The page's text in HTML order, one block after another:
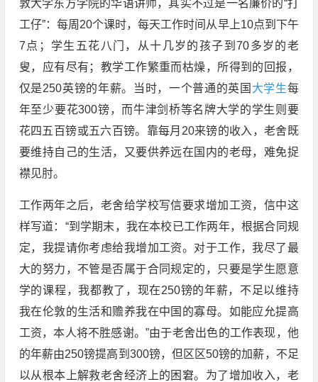
敦大学东方学院的华语讲师，其实不过是一名廉价的“打
工仔”：每周20个课时，每天工作时间从早上10点到下午
7点；学生五花八门，从十几岁的孩子到70多岁的老
叟，应有尽有；教学工作繁重而枯燥，所得到的回报，
仅是250英镑的年薪。当时，一个普通的英国 大学生每
年至少要花300镑，而牛津剑桥等名牌大学的学生则要
花四五百镑或五六百镑。靠每月20来镑的收入，老舍既
要维持自己的生活，又要供养远在国内的老母，难免捉
襟见肘。
工作两年之后，老舍给学校写信要求增加工资，信中这
样写道：“到学期末，我在本校已工作两年，根据合同规
定，我提请你考虑给我增加工资。对于工作，我尽了最
大的努力，不管是否属于合同规定的，只要是学生愿意
学的课程，我都教了，现在250镑的年薪，不足以维持
我在伦敦的生活和赡养我在中国的寡母。如能应允提高
工资，本人将不胜感谢。”由于老舍出色的工作表现，他
的年薪由250镑提高到300镑，但区区50镑的加薪，不足
以从根本上解救老舍经济上的困窘。为了增加收入，老